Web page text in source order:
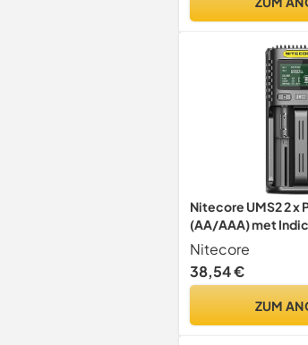
Nitecore UMS2 2 x
(AA/AAA) met
Nitecore
38,54 €
ZUM